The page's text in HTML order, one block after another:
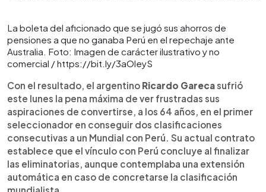
La boleta del aficionado que se jugó sus ahorros de
pensiones a que no ganaba Perú en el repechaje ante
Australia. Foto: Imagen de carácter ilustrativo y no
comercial / https://bit.ly/3aOleyS
Con el resultado, el argentino Ricardo Garecasufrió
este lunes la pena máxima de ver frustradas sus
aspiraciones de convertirse, a los 64 años, en el primer
seleccionador en conseguir dos clasificaciones
consecutivas a un Mundial con Perú. Su actual contrato
establece que el vínculo con Perú concluye al finalizar
las eliminatorias, aunque contemplaba una extensión
automática en caso de concretarse la clasificación